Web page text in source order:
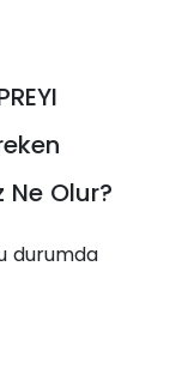
Ne Olur?
durumda